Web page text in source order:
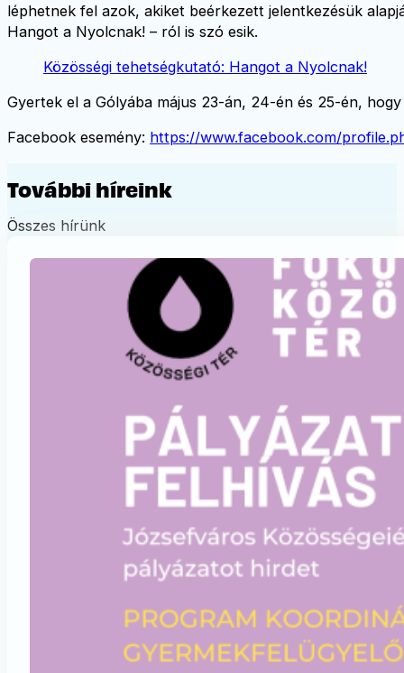
léphetnek fel azok, akiket beérkezett jelentkezésük
Hangot a Nyolcnak! – ról is szó esik.
Közösségi tehetségkutató: Hangot a Nyolcnak!
Gyertek el a Gólyába május 23-án, 24-én és 25-én,
Facebook esemény: https://www.facebook.com/
További híreink
Összes hírünk